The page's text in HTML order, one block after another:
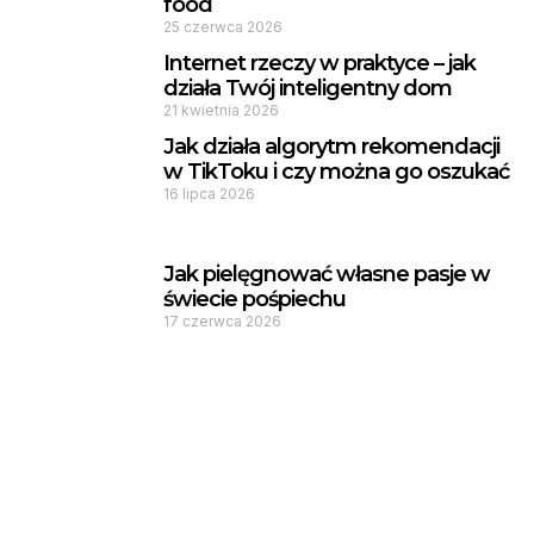
25 czerwca 2026
Internet rzeczy w praktyce – jak
działa Twój inteligentny dom
21 kwietnia 2026
Jak działa algorytm rekomendacji
w TikToku i czy można go oszukać
16 lipca 2026
Jak pielęgnować własne pasje w
świecie pośpiechu
17 czerwca 2026